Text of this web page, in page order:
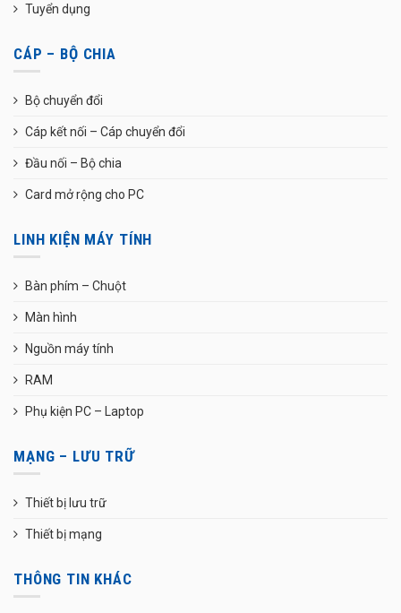
Tuyển dụng
CÁP – BỘ CHIA
Bộ chuyển đổi
Cáp kết nối – Cáp chuyển đổi
Đầu nối – Bộ chia
Card mở rộng cho PC
LINH KIỆN MÁY TÍNH
Bàn phím – Chuột
Màn hình
Nguồn máy tính
RAM
Phụ kiện PC – Laptop
MẠNG – LƯU TRỮ
Thiết bị lưu trữ
Thiết bị mạng
THÔNG TIN KHÁC